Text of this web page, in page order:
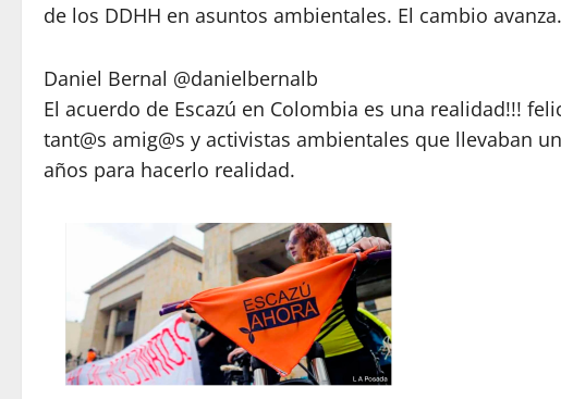
de los DDHH en asuntos ambientales. El cambio avanza.
Daniel Bernal @danielbernalb
El acuerdo de Escazú en Colombia es una realidad!!!
tant@s amig@s y activistas ambientales que llevaban
años para hacerlo realidad.